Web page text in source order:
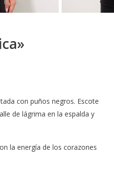
con puños negros. Escote
de lágrima en la espalda y
la energía de los corazones